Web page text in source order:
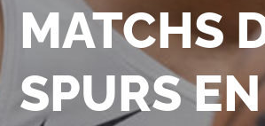
MATCHS
SPURS EN